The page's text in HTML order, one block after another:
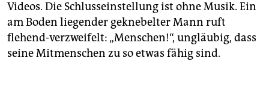
Videos. Die Schluss­einstellung ist ohne Musik. Ein
am Boden liegender geknebelter Mann ruft
flehend-verzweifelt: „Menschen!“, ungläubig, dass
seine Mitmenschen zu so etwas fähig sind.